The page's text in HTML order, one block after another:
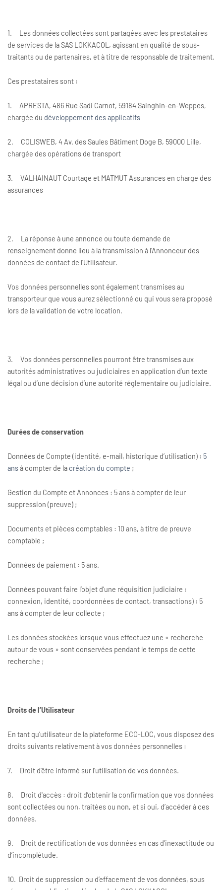
1. Les données collectées sont partagées avec les prestataires
de services de la SAS LOKKACOL, agissant en qualité de sous-
traitants ou de partenaires, et à titre de responsable de traitement.
Ces prestataires sont :
1. APRESTA, 486 Rue Sadi Carnot, 59184 Sainghin-en-Weppes,
chargée du développement des applicatifs
2. COLISWEB, 4 Av. des Saules Bâtiment Doge B, 59000 Lille,
chargée des opérations de transport
3. VALHAINAUT Courtage et MATMUT Assurances en charge des
assurances
2. La réponse à une annonce ou toute demande de
renseignement donne lieu à la transmission à l’Annonceur des
données de contact de l’Utilisateur.
Vos données personnelles sont également transmises au
transporteur que vous aurez sélectionné ou qui vous sera proposé
lors de la validation de votre location.
3. Vos données personnelles pourront être transmises aux
autorités administratives ou judiciaires en application d’un texte
légal ou d’une décision d’une autorité réglementaire ou judiciaire.
Durées de conservation
Données de Compte (identité, e-mail, historique d’utilisation) : 5
ansà compter de la création du compte ;
Gestion du Compte et Annonces : 5 ans à compter de leur
suppression (preuve) ;
Documents et pièces comptables : 10 ans, à titre de preuve
comptable ;
Données de paiement : 5 ans.
Données pouvant faire l’objet d’une réquisition judiciaire :
connexion, identité, coordonnées de contact, transactions) : 5
ans à compter de leur collecte ;
Les données stockées lorsque vous effectuez une « recherche
autour de vous » sont conservées pendant le temps de cette
recherche ;
Droits de l’Utilisateur
En tant qu’utilisateur de la plateforme ECO-LOC, vous disposez des
droits suivants relativement à vos données personnelles :
7. Droit d’être informé sur l’utilisation de vos données.
8. Droit d'accès : droit d’obtenir la confirmation que vos données
sont collectées ou non, traitées ou non, et si oui, d’accéder à ces
données.
9. Droit de rectification de vos données en cas d’inexactitude ou
d’incomplétude.
10. Droit de suppression ou d’effacement de vos données, sous